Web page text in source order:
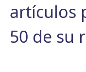
artículos
50 de su